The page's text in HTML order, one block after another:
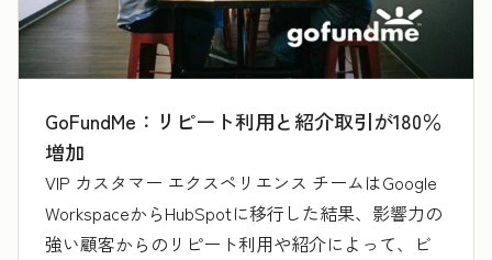
GoFundMe：リピート利用と紹介取引が180％
増加
VIP カスタマー エクスペリエンス チームはGoogle
WorkspaceからHubSpotに移行した結果、影響力の
強い顧客からのリピート利用や紹介によって、ビ